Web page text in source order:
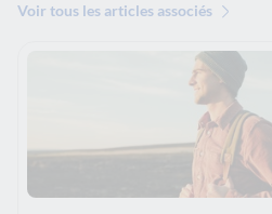
Voir tous les articles associés